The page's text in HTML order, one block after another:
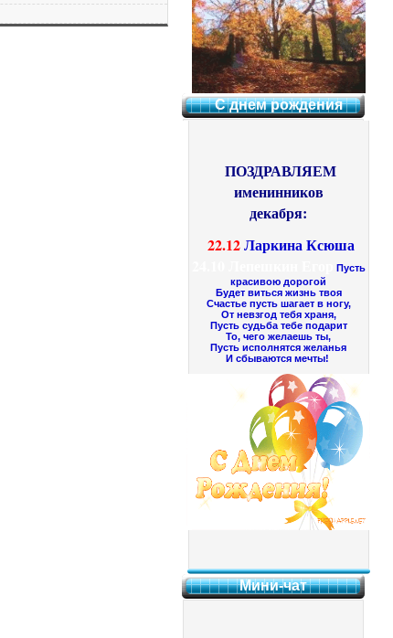
С днем рождения
ПОЗДРАВЛЯЕМ
именинников
декабря:
22.12Ларкина Ксюша
Пусть
красивою дорогой
Будет виться жизнь твоя
Счастье пусть шагает в ногу,
От невзгод тебя храня,
Пусть судьба тебе подарит
То, чего желаешь ты,
Пусть исполнятся желанья
И сбываются мечты!
Мини-чат